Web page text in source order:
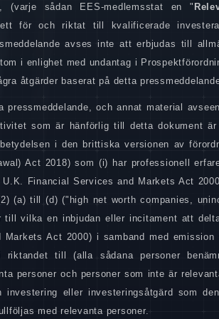
(varje sådan EES-medlemsstat en "
för och riktat till kvalificerade
avses inte att erbjudas till
i enlighet med undantag i
åtgärder baserat på detta
pressmeddelande, och annat material
som är hänförlig till detta dokument
i den brittiska versionen av
Act 2018) som (i) har professionell
Financial Services and Markets Act
(a) till (d) ("high net worth companies,
vilka en inbjudan eller incitament att
Act 2000) i samband med
till (alla sådana personer
personer och personer som inte är
investering eller investeringsåtgärd som
med relevanta personer.